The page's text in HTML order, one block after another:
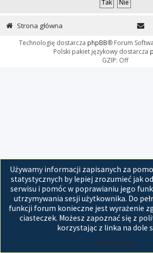
Używamy informacji zapisanych za
statystycznych by lepiej zrozumieć jak
serwisu i pomóc w poprawianiu jego
utrzymywania sesji użytkownika. Do
funkcji forum konieczne jest wyrażenie
ciasteczek. Możesz zapoznać się z
korzystając z linka na dole
Akceptuję
Strona główna
Technologię dostarcza phpBB® Forum
Polski pakiet językowy dostarcza
GZIP: Off